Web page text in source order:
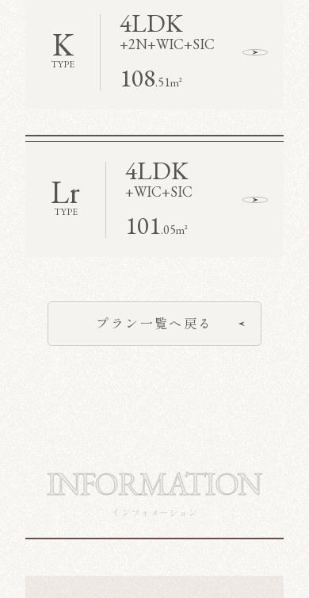
K
TYPE
4LDK
+2N+WIC+SIC
108.51m²
Lr
TYPE
4LDK
+WIC+SIC
101.05m²
プラン一覧へ戻る
INFORMATION
インフォメーション